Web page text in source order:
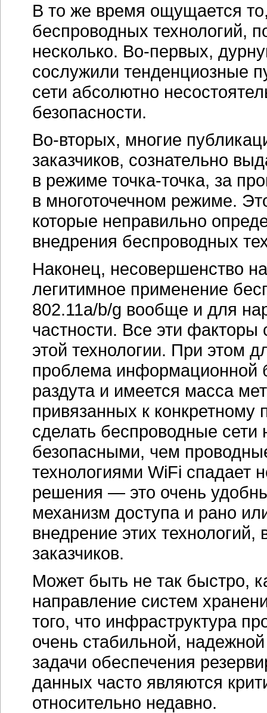
В то же время ощущается
беспроводных технологий,
несколько. Во-первых,
сослужили тенденциозные
сети абсолютно
безопасности.
Во-вторых, многие
заказчиков, сознательно
в режиме точка-точка, за
в многоточечном режиме.
которые неправильно
внедрения беспроводных
Наконец, несовершенство
легитимное применение
802.11a/b/g вообще и для
частности. Все эти факторы
этой технологии. При этом
проблема информационной
раздута и имеется масса
привязанных к конкретному
сделать беспроводные
безопасными, чем
технологиями WiFi спадает
решения — это очень
механизм доступа и рано
внедрение этих
заказчиков.
Может быть не так быстро,
направление систем
того, что инфраструктура
очень стабильной,
задачи обеспечения
данных часто являются
относительно недавно.